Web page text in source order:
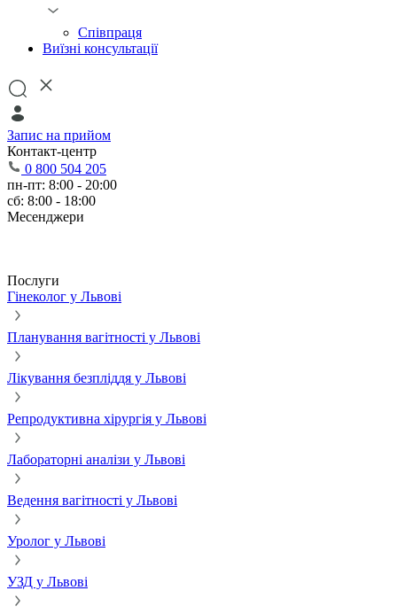
Співпраця
Виїзні консультації
Запис на прийом
Контакт-центр
0 800 504 205
пн-пт: 8:00 - 20:00
сб: 8:00 - 18:00
Месенджери
Послуги
Гінеколог у Львові
Планування вагітності у Львові
Лікування безпліддя у Львові
Репродуктивна хірургія у Львові
Лабораторні аналізи у Львові
Ведення вагітності у Львові
Уролог у Львові
УЗД у Львові